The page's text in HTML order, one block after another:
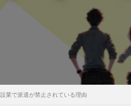
業で派遣が禁止されている理由
検索